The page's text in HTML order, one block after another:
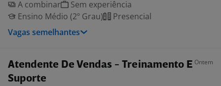
A combinar
Sem experiência
Ensino Médio (2º Grau)
Presencial
Vagas semelhantes
Atendente De Vendas - Treinamento E
Suporte
Ontem